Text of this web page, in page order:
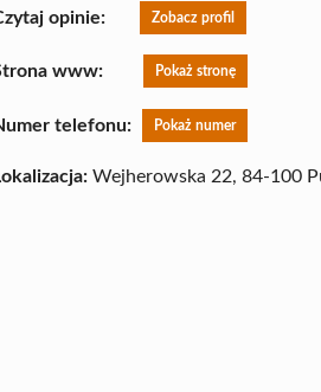
opinie: Zobacz profil
www: Pokaż stronę
telefonu: Pokaż numer
Wejherowska 22, 84-100